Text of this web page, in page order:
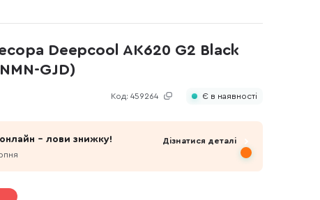
Deepcool AK620 G2 Black
GJD)
Код: 459264 Є в наявності
- лови знижку! Дізнатися деталі